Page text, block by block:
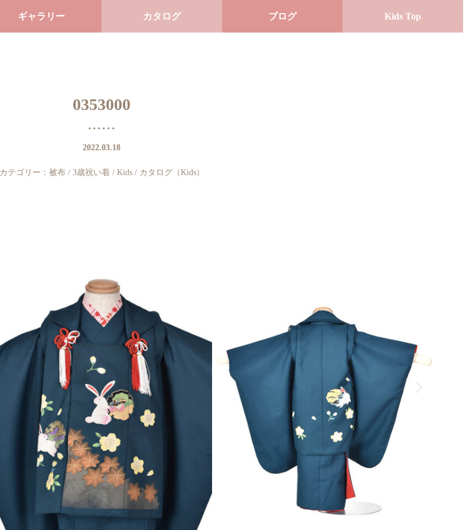
ギャラリー カタログ ブログ Kids Top
0353000
2022.03.18
カテゴリー： 被布/ 3歳祝い着 / Kids/ カタログ（Kids）